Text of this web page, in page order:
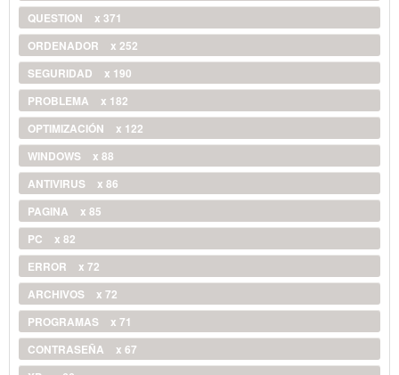
QUESTION
x 371
ORDENADOR
x 252
SEGURIDAD
x 190
PROBLEMA
x 182
OPTIMIZACIÓN
x 122
WINDOWS
x 88
ANTIVIRUS
x 86
PAGINA
x 85
PC
x 82
ERROR
x 72
ARCHIVOS
x 72
PROGRAMAS
x 71
CONTRASEÑA
x 67